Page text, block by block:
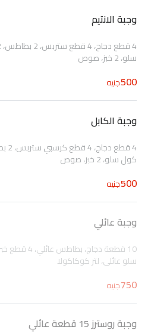
وجبة الانتيم
سلو، 2 خبز، صوص
500جنيه
وجبة الكابل
كول سلو، 2 خبز، صوص
500جنيه
وجبة عائلي
10 قطعة دجاج، بطاطس
سلو عائلي، لتر كوكاكولا
750جنيه
وجبة روسترز 15 قطعة عائلي